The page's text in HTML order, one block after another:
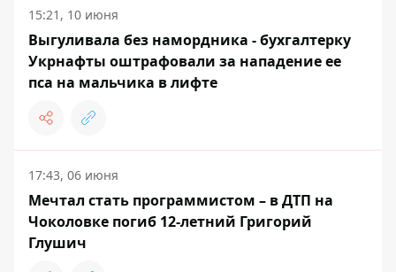
15:21, 10 июня
Выгуливала без намордника - бухгалтерку
Укрнафты оштрафовали за нападение ее
пса на мальчика в лифте
17:43, 06 июня
Мечтал стать программистом – в ДТП на
Чоколовке погиб 12-летний Григорий
Глушич